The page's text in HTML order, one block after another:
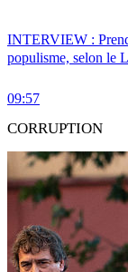
INTERVIEW :
populisme, selon le
09:57
CORRUPTION